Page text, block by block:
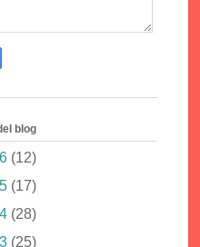
blog
(12)
(17)
(28)
(25)